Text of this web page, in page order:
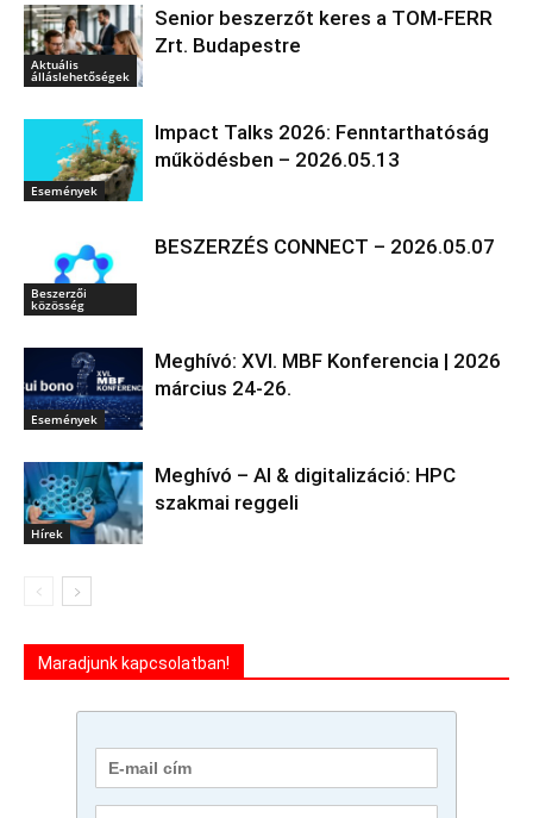
Aktuális
álláslehetőségek
Senior beszerzőt keres a TOM-FERR
Zrt. Budapestre
Események
Impact Talks 2026: Fenntarthatóság
működésben – 2026.05.13
Beszerzői
közösség
BESZERZÉS CONNECT – 2026.05.07
Események
Meghívó: XVI. MBF Konferencia | 2026
március 24-26.
Hírek
Meghívó – AI & digitalizáció: HPC
szakmai reggeli
Maradjunk kapcsolatban!